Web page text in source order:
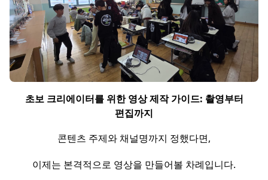
초보 크리에이터를 위한 영상 제작 가이드: 촬영부터
편집까지
콘텐츠 주제와 채널명까지 정했다면,
이제는 본격적으로 영상을 만들어볼 차례입니다.